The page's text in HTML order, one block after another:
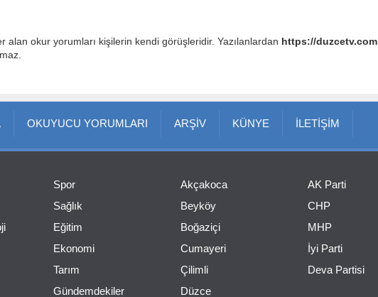
alan okur yorumları kişilerin kendi görüşleridir. Yazılanlardan https://duzcetv.com
OKUYUCU YORUMLARI ARŞİV KÜNYE İLETİŞİM
Spor
Sağlık
Eğitim
Ekonomi
Tarım
Gündemdekiler
Akçakoca
Beyköy
Boğaziçi
Cumayeri
Çilimli
Düzce
AK Parti
CHP
MHP
İyi Parti
Deva Partisi